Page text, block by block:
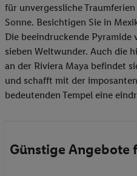
für unvergessliche
Sonne. Besichtigen Sie in
Die beeindruckende Pyramide
sieben Weltwunder. Auch die
an der Riviera Maya befindet
und schafft mit der
bedeutenden Tempel eine
Günstige Angebote